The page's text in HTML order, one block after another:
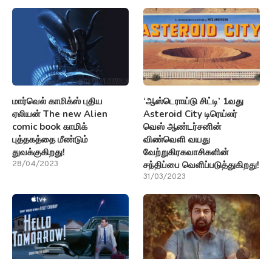
மார்வெல் காமிக்ஸ் புதிய
ஏலியன் The new Alien
comic book காமிக்
புத்தகத்தை மீண்டும்
துவக்குகிறது!
28/04/2023
‘ஆஸ்டெராய்டு சிட்டி’ 1வது
Asteroid City டிரெய்லர்
வெஸ் ஆண்டர்சனின்
விண்வெளி வயது
வேற்றுகிரகவாசிகளின்
சந்திப்பை வெளிப்படுத்துகிறது!
31/03/2023